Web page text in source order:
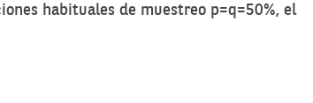
habituales de muestreo p=q=50%, el